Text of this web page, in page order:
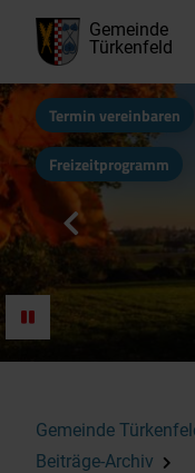
Gemeinde
Türkenfeld
Termin vereinbaren
Freizeitprogramm
Gemeinde
Beiträge-Archiv